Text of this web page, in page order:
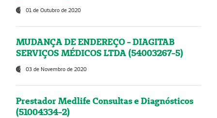
01 de Outubro de 2020
MUDANÇA DE ENDEREÇO - DIAGITAB
SERVIÇOS MÉDICOS LTDA (54003267-5)
03 de Novembro de 2020
Prestador Medlife Consultas e Diagnósticos
(51004334-2)